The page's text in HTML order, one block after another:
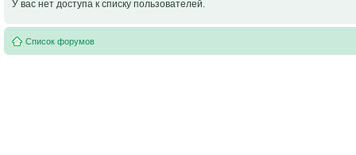
У вас нет доступа к списку пользователей.
Список форумов